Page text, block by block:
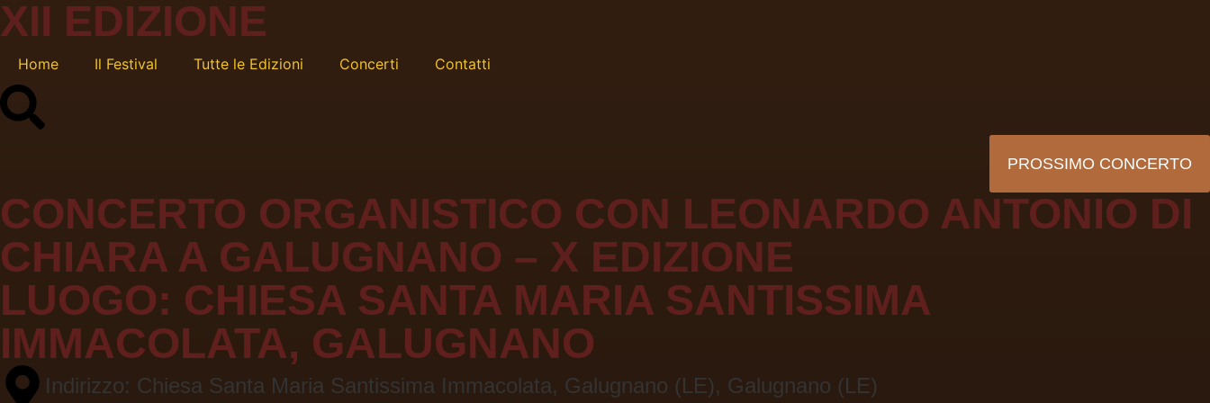
XII EDIZIONE
Home Il Festival Tutte le Edizioni Concerti Contatti
PROSSIMO CONCERTO
CONCERTO ORGANISTICO CON LEONARDO ANTONIO DI
CHIARA A GALUGNANO – X EDIZIONE
LUOGO: CHIESA SANTA MARIA SANTISSIMA
IMMACOLATA, GALUGNANO
Indirizzo: Chiesa Santa Maria Santissima Immacolata, Galugnano (LE), Galugnano (LE)